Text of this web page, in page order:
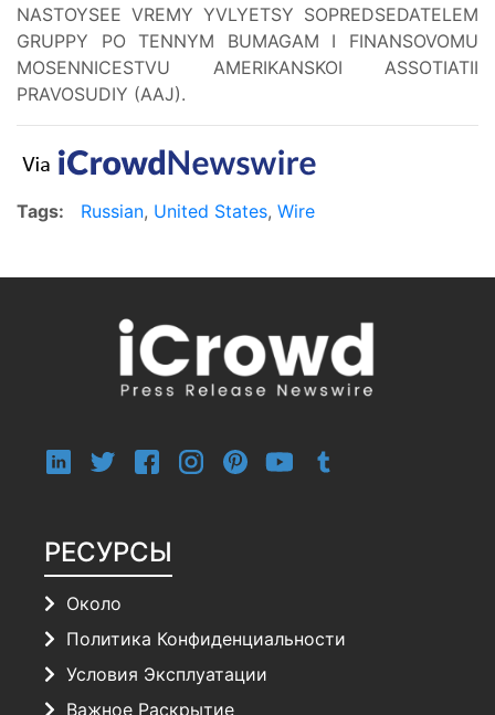
NASTOYSEE VREMY YVLYETSY SOPREDSEDATELEM
GRUPPY PO TENNYM BUMAGAM I FINANSOVOMU
MOSENNICESTVU AMERIKANSKOI ASSOTIATII
PRAVOSUDIY (AAJ).
Tags: Russian, United States, Wire
РЕСУРСЫ
Около
Политика Конфиденциальности
Условия Эксплуатации
Важное Раскрытие